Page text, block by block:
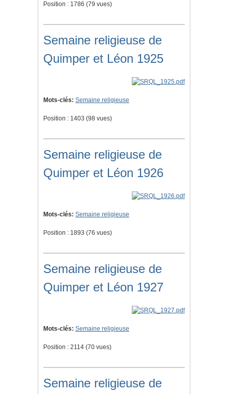
Position : 1786 (79 vues)
Semaine religieuse de
Quimper et Léon 1925
Mots-clés: Semaine religieuse
Position : 1403 (98 vues)
Semaine religieuse de
Quimper et Léon 1926
Mots-clés: Semaine religieuse
Position : 1893 (76 vues)
Semaine religieuse de
Quimper et Léon 1927
Mots-clés: Semaine religieuse
Position : 2114 (70 vues)
Semaine religieuse de